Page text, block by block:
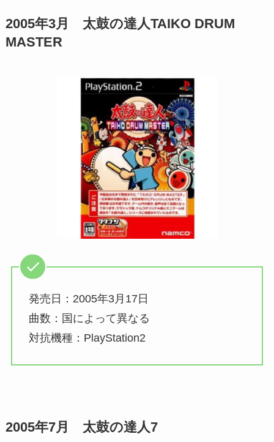
2005年3月 太鼓の達人TAIKO DRUM
MASTER
発売日：2005年3月17日
曲数：国によって異なる
対抗機種：PlayStation2
2005年7月 太鼓の達人7